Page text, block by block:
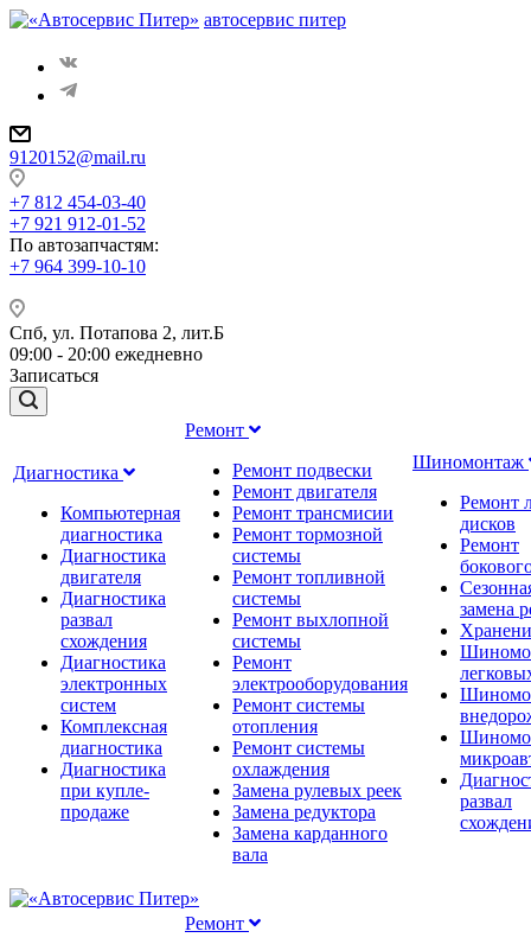
автосервис питер
9120152@mail.ru
+7 812 454-03-40
+7 921 912-01-52
По автозапчастям:
+7 964 399-10-10
Спб, ул. Потапова 2, лит.Б
09:00 - 20:00 ежедневно
Записаться
Диагностика
Компьютерная
диагностика
Диагностика
двигателя
Диагностика
развал
схождения
Диагностика
электронных
систем
Комплексная
диагностика
Диагностика
при купле-
продаже
Ремонт
Ремонт подвески
Ремонт двигателя
Ремонт трансмисии
Ремонт тормозной
системы
Ремонт топливной
системы
Ремонт выхлопной
системы
Ремонт
электрооборудования
Ремонт системы
отопления
Ремонт системы
охлаждения
Замена рулевых реек
Замена редуктора
Замена карданного
вала
Шиномонтаж
Ремонт
дисков
Ремонт
замена
развал
Ремонт